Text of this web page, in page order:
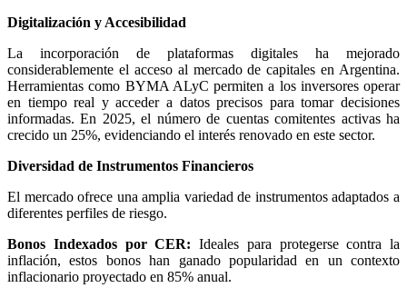
Digitalización y Accesibilidad
La incorporación de plataformas digitales ha mejorado
considerablemente el acceso al mercado de capitales en Argentina.
Herramientas como BYMA ALyC permiten a los inversores operar
en tiempo real y acceder a datos precisos para tomar decisiones
informadas. En 2025, el número de cuentas comitentes activas ha
crecido un 25%, evidenciando el interés renovado en este sector.
Diversidad de Instrumentos Financieros
El mercado ofrece una amplia variedad de instrumentos adaptados a
diferentes perfiles de riesgo.
Bonos Indexados por CER: Ideales para protegerse contra la
inflación, estos bonos han ganado popularidad en un contexto
inflacionario proyectado en 85% anual.